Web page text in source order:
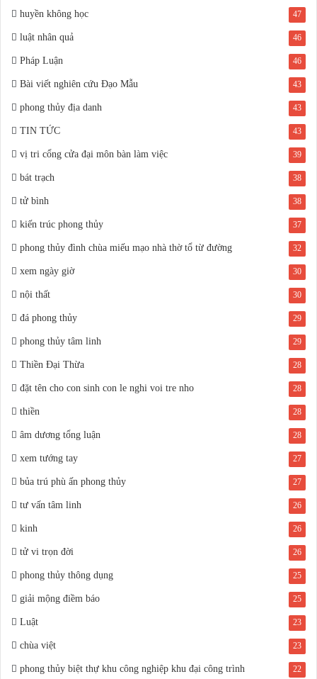
huyền không học 47
luật nhân quả 46
Pháp Luận 46
Bài viết nghiên cứu Đạo Mẫu 43
phong thủy địa danh 43
TIN TỨC 43
vị tri cổng cửa đại môn bàn làm việc 39
bát trạch 38
tử bình 38
kiến trúc phong thủy 37
phong thủy đình chùa miếu mạo nhà thờ tổ từ đường 32
xem ngày giờ 30
nội thất 30
đá phong thủy 29
phong thủy tâm linh 29
Thiền Đại Thừa 28
đặt tên cho con sinh con le nghi voi tre nho 28
thiền 28
âm dương tổng luận 28
xem tướng tay 27
bủa trú phù ấn phong thủy 27
tư vấn tâm linh 26
kinh 26
tử vi trọn đời 26
phong thủy thông dụng 25
giải mộng điềm báo 25
Luật 23
chùa việt 23
phong thủy biệt thự khu công nghiệp khu đại công trình 22